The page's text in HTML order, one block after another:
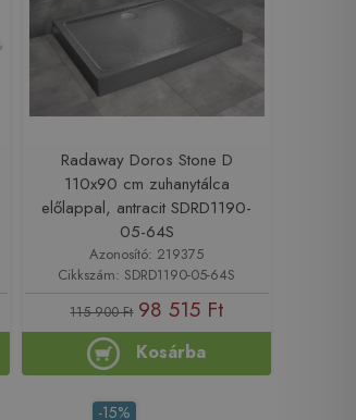
Radaway Doros Stone D
110x90 cm zuhanytálca
előlappal, antracit SDRD1190-
05-64S
Azonosító: 219375
Cikkszám: SDRD1190-05-64S
115 900 Ft 98 515 Ft
Kosárba
-15%